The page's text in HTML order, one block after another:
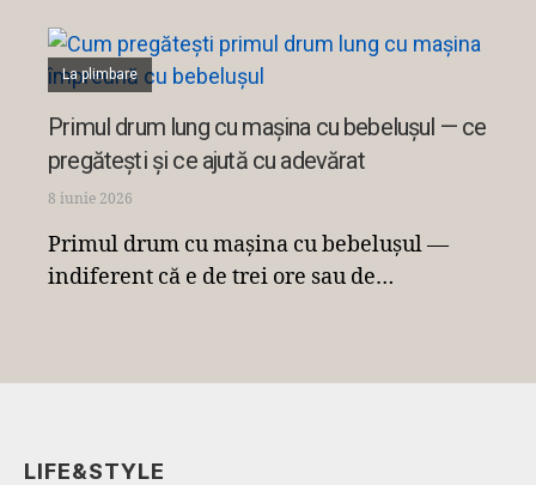
La plimbare
Primul drum lung cu mașina cu bebelușul — ce
pregătești și ce ajută cu adevărat
8 iunie 2026
Primul drum cu mașina cu bebelușul —
indiferent că e de trei ore sau de…
LIFE&STYLE